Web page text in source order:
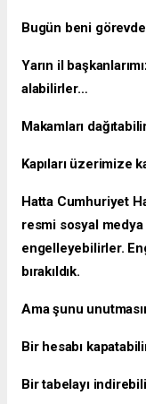
Bugün beni
Yarın il
alabilirler…
Makamları
Kapıları üzerimize
Hatta Cumhuriyet
resmi sosyal
engelleyebilirler.
bırakıldık.
Ama şunu
Bir hesabı
Bir tabelayı